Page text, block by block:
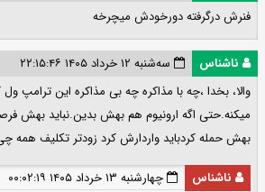
فنرش درگرفته دورخودش میچرخه
ناشناس
سه‌شنبه ۱۲ خرداد ۱۴۰۵ ۲۲:۱۵:۴۶
والا، بخدا ،چه با مذاکره چه بی مذاکره این ترامپ
میکنه.حتی اگه ارونیوم هم بهش بدین.نباید بهش
بهش حمله کردباید واردارش کرد زودتر تکلیف
ناشناس
چهارشنبه ۱۳ خرداد ۱۴۰۵ ۰۰:۰۲:۱۹